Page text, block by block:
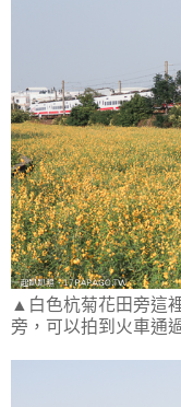
▲白色杭菊花田旁這
旁，可以拍到火車通